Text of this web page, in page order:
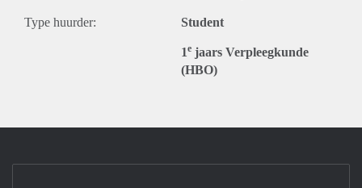
Type huurder: Student
1e jaars Verpleegkunde
(HBO)